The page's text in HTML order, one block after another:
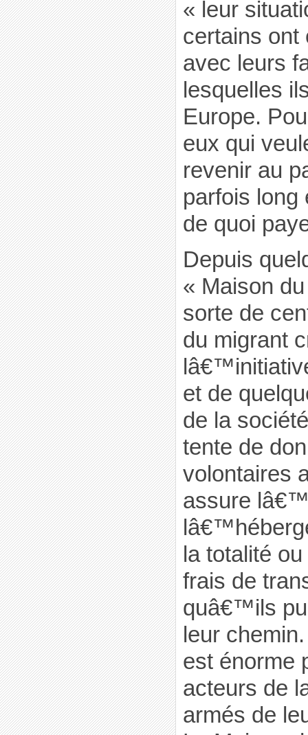
« leur
certains ont
avec leurs
lesquelles
Europe.
eux qui
revenir au
parfois
de quoi
Depuis
« Maison
sorte de
du migrant
et de
de la
tente de
volontaires
assure
la totalité
frais de
quâ€™ils
leur
est énorme
acteurs de
armés de